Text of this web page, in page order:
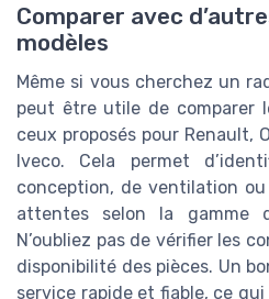
Comparer avec
modèles
Même si vous cherchez un
peut être utile de comparer
ceux proposés pour Renault,
Iveco. Cela permet
conception, de ventilation
attentes selon la gamme
N’oubliez pas de vérifier les
disponibilité des pièces. Un
service rapide et fiable, ce